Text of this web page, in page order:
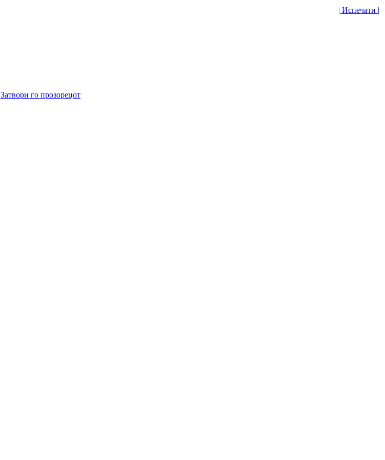
| Испечати |
Затвори го прозорецот